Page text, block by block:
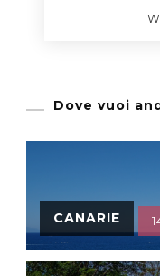
Dove vuoi
CANARIE